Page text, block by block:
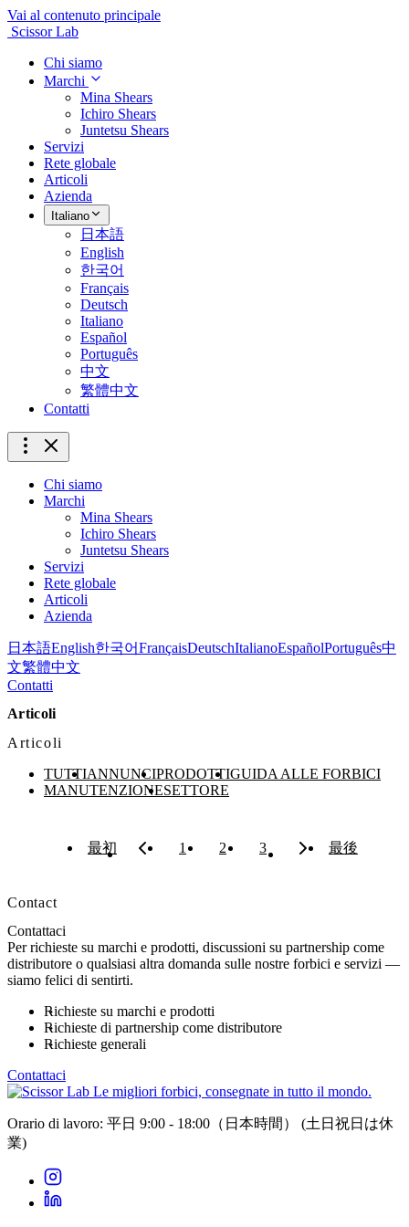
Vai al contenuto principale
Scissor Lab
Chi siamo
Marchi
Mina Shears
Ichiro Shears
Juntetsu Shears
Servizi
Rete globale
Articoli
Azienda
Italiano
日本語
English
한국어
Français
Deutsch
Italiano
Español
Português
中文
繁體中文
Contatti
Chi siamo
Marchi
Mina Shears
Ichiro Shears
Juntetsu Shears
Servizi
Rete globale
Articoli
Azienda
日本語English한국어FrançaisDeutschItalianoEspañolPortuguês中
文繁體中文
Contatti
Articoli
Articoli
TUTTIANNUNCIPRODOTTIGUIDA ALLE FORBICI
MANUTENZIONESETTORE
最初 1 2 3 最後
Contact
Contattaci
Per richieste su marchi e prodotti, discussioni su partnership come
distributore o qualsiasi altra domanda sulle nostre forbici e servizi —
siamo felici di sentirti.
Richieste su marchi e prodotti
Richieste di partnership come distributore
Richieste generali
Contattaci
Le migliori forbici, consegnate in tutto il mondo.
Orario di lavoro: 平日 9:00 - 18:00（日本時間） (土日祝日は休
業)